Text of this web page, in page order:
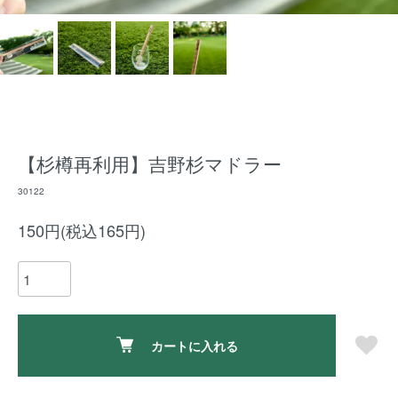
【杉樽再利用】吉野杉マドラー
30122
150円(税込165円)
カートに入れる